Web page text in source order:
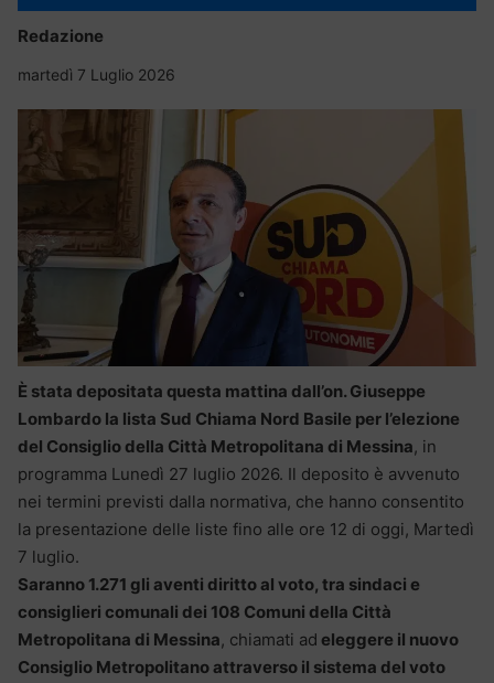
Redazione
martedì 7 Luglio 2026
È stata depositata questa mattina dall’on. Giuseppe
Lombardo la lista Sud Chiama Nord Basile per l’elezione
del Consiglio della Città Metropolitana di Messina, in
programma Lunedì 27 luglio 2026. Il deposito è avvenuto
nei termini previsti dalla normativa, che hanno consentito
la presentazione delle liste fino alle ore 12 di oggi, Martedì
7 luglio.
Saranno 1.271 gli aventi diritto al voto, tra sindaci e
consiglieri comunali dei 108 Comuni della Città
Metropolitana di Messina, chiamati ad eleggere il nuovo
Consiglio Metropolitano attraverso il sistema del voto